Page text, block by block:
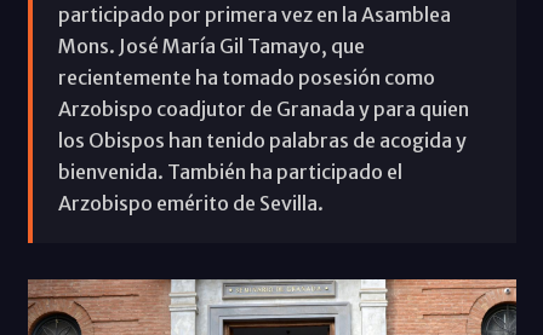
participado por primera vez en la Asamblea
Mons. José María Gil Tamayo, que
recientemente ha tomado posesión como
Arzobispo coadjutor de Granada y para quien
los Obispos han tenido palabras de acogida y
bienvenida. También ha participado el
Arzobispo emérito de Sevilla.